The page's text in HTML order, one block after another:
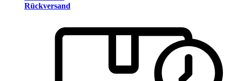
Rückversand